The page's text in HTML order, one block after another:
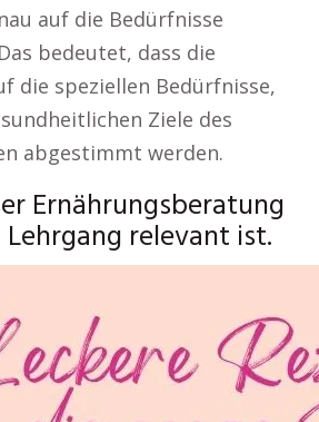
auf die Bedürfnisse
bedeutet, dass die
die speziellen Bedürfnisse,
Ziele des
abgestimmt werden.
Ernährungsberatung
relevant ist.